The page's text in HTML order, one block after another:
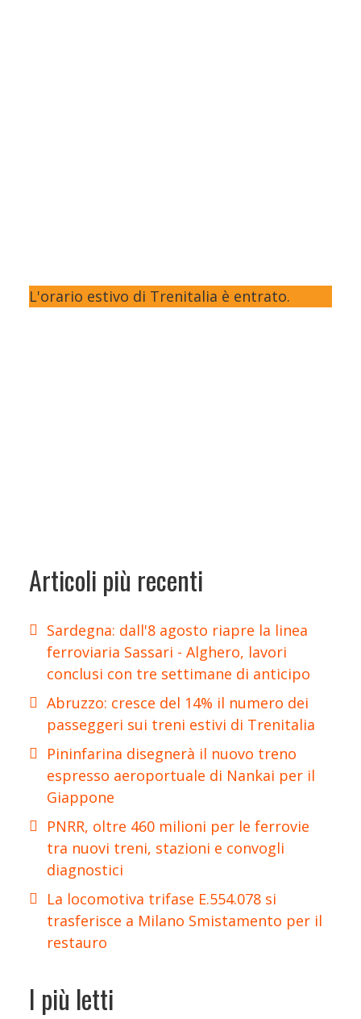
L'orario estivo di Trenitalia è entrato.
Articoli più recenti
Sardegna: dall'8 agosto riapre la linea
ferroviaria Sassari - Alghero, lavori
conclusi con tre settimane di anticipo
Abruzzo: cresce del 14% il numero dei
passeggeri sui treni estivi di Trenitalia
Pininfarina disegnerà il nuovo treno
espresso aeroportuale di Nankai per il
Giappone
PNRR, oltre 460 milioni per le ferrovie
tra nuovi treni, stazioni e convogli
diagnostici
La locomotiva trifase E.554.078 si
trasferisce a Milano Smistamento per il
restauro
I più letti